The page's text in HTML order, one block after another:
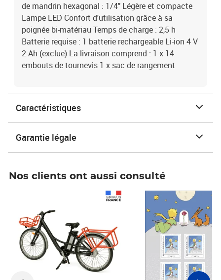
de mandrin hexagonal : 1/4" Légère et compacte
Lampe LED Confort d'utilisation grâce à sa
poignée bi-matériau Temps de charge : 2,5 h
Batterie requise : 1 batterie rechargeable Li-ion 4 V
2 Ah (exclue) La livraison comprend : 1 x 14
embouts de tournevis 1 x sac de rangement
Caractéristiques
Garantie légale
Nos clients ont aussi consulté
Prix 7,50€